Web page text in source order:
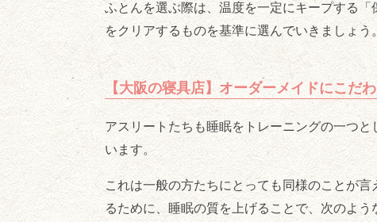
ふとんを選ぶ際は、温度を一定にキープする
をクリアするものを基準に選んでいきましょう。
【大阪の寝具店】オーダーメイドにこだ
アスリートたちも睡眠をトレーニングの一つ
います。
これは一般の方たちにとっても同様のことが
るために、睡眠の質を上げることで、次のよう